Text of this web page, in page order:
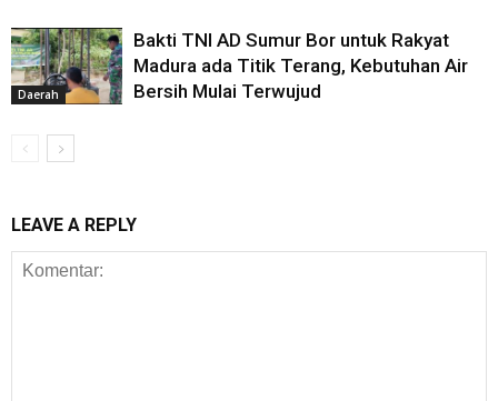
Daerah
Bakti TNI AD Sumur Bor untuk Rakyat
Madura ada Titik Terang, Kebutuhan Air
Bersih Mulai Terwujud
LEAVE A REPLY